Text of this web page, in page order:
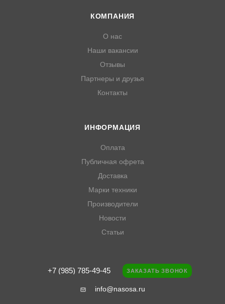
КОМПАНИЯ
О нас
Наши вакансии
Отзывы
Партнеры и друзья
Контакты
ИНФОРМАЦИЯ
Оплата
Публичная офрета
Доставка
Марки техники
Производители
Новости
Статьи
+7 (985) 785-49-45 ЗАКАЗАТЬ ЗВОНОК
info@nasosa.ru